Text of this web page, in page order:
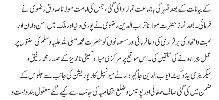
کے بیانات کے بعد ظہر کی باجماعت نماز ادا کی گئی، جس کی امامت مولانا صادق رضوی نے
فرمائی۔ بعد نماز حضرت مولانا تراب الدین رضوی نے پوری دنیا اور ملک میں امن و امان اور
محبت و اتحاد کی برقراری کی دعا فرمائی اور مسلمانوں کو حضرت محمد صلی اللہ علیہ وسلم کی سنتوں پر
عمل پیرا ہونے کی تلقین کی۔ اس موقع پر مرکزی میلاد کمیٹی ناندیڑ کے صدر محمد رفیق و
سیکریٹری ایڈوکیٹ ایوب الدین جاگیردار نے میونسپل کارپوریشن کی جانب سے جلوس کے
ضمن میں کی گئی صاف صفائی اور پولیس و ضلع انتظامیہ کی جانب سے کیے گئے معقول بندوبست و